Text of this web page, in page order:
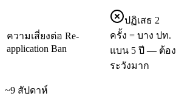
ความเสี่ยงต่อ Re-
application Ban
ปฏิเสธ 2
ครั้ง = บาง ปท.
แบน 5 ปี — ต้อง
ระวังมาก
~9 สัปดาห์